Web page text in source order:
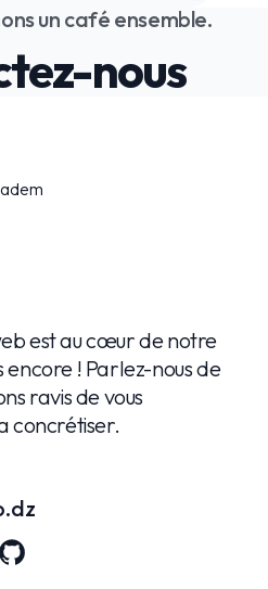
un café ensemble.
nous
est au cœur de notre
! Parlez-nous de
ravis de vous
concrétiser.